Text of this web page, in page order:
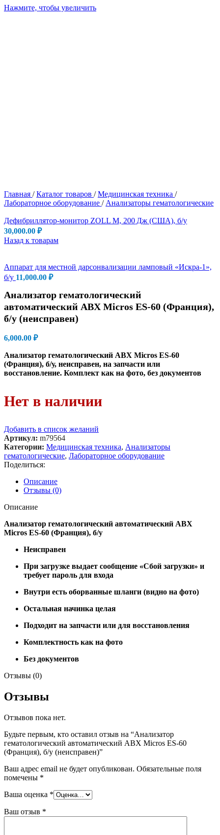
Нажмите, чтобы увеличить
Главная / Каталог товаров / Медицинская техника /
Лабораторное оборудование / Анализаторы гематологические
Дефибриллятор-монитор ZOLL M, 200 Дж (США), б/у
30,000.00 ₽
Назад к товарам
Аппарат для местной дарсонвализации ламповый «Искра-1»,
б/у 11,000.00 ₽
Анализатор гематологический
автоматический ABX Micros ES-60 (Франция),
б/у (неисправен)
6,000.00 ₽
Анализатор гематологический ABX Micros ES-60
(Франция), б/у, неисправен, на запчасти или
восстановление. Комплект как на фото, без документов
Нет в наличии
Добавить в список желаний
Артикул: m79564
Категории: Медицинская техника, Анализаторы
гематологические, Лабораторное оборудование
Поделиться:
Описание
Отзывы (0)
Описание
Анализатор гематологический автоматический ABX
Micros ES-60 (Франция), б/у
Неисправен
При загрузке выдает сообщение «Сбой загрузки» и
требует пароль для входа
Внутри есть оборванные шланги (видно на фото)
Остальная начинка целая
Подходит на запчасти или для восстановления
Комплектность как на фото
Без документов
Отзывы (0)
Отзывы
Отзывов пока нет.
Будьте первым, кто оставил отзыв на “Анализатор
гематологический автоматический ABX Micros ES-60
(Франция), б/у (неисправен)”
Ваш адрес email не будет опубликован. Обязательные поля
помечены *
Ваша оценка *
Ваш отзыв *